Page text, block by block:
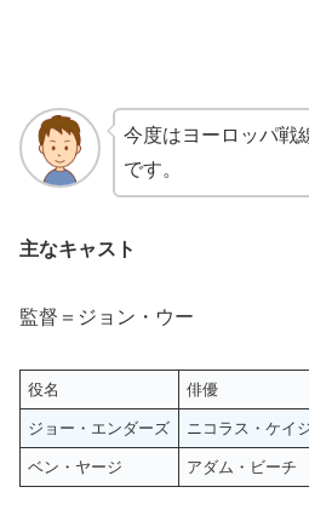
今度はヨーロッパ戦
です。
主なキャスト
監督＝ジョン・ウー
役名 俳優
ジョー・エンダーズ ニコラス・ケイ
ベン・ヤージ アダム・ビーチ